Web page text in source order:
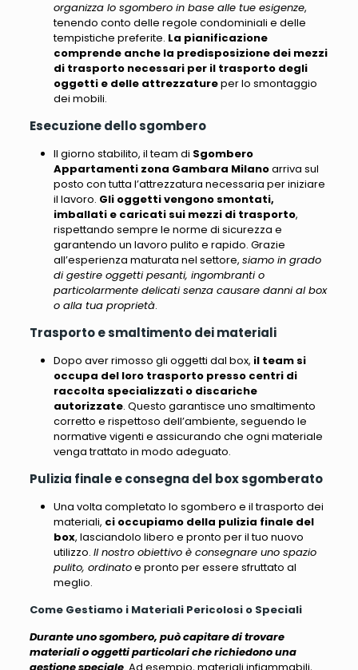
organizza lo sgombero in base alle tue esigenze,
tenendo conto delle regole condominiali e delle
tempistiche preferite. La pianificazione
comprende anche la predisposizione dei mezzi
di trasporto necessari per il trasporto degli
oggetti e delle attrezzatureper lo smontaggio
dei mobili.
Esecuzione dello sgombero
Il giorno stabilito, il team di Sgombero
Appartamenti zona Gambara Milanoarriva sul
posto con tutta l’attrezzatura necessaria per iniziare
il lavoro. Gli oggetti vengono smontati,
imballati e caricati sui mezzi di trasporto,
rispettando sempre le norme di sicurezza e
garantendo un lavoro pulito e rapido. Grazie
all’esperienza maturata nel settore, siamo in grado
di gestire oggetti pesanti, ingombranti o
particolarmente delicati senza causare danni al box
o alla tua proprietà.
Trasporto e smaltimento dei materiali
Dopo aver rimosso gli oggetti dal box, il team si
occupa del loro trasporto presso centri di
raccolta specializzati o discariche
autorizzate. Questo garantisce uno smaltimento
corretto e rispettoso dell’ambiente, seguendo le
normative vigenti e assicurando che ogni materiale
venga trattato in modo adeguato.
Pulizia finale e consegna del box sgomberato
Una volta completato lo sgombero e il trasporto dei
materiali, ci occupiamo della pulizia finale del
box, lasciandolo libero e pronto per il tuo nuovo
utilizzo. Il nostro obiettivo è consegnare uno spazio
pulito, ordinatoe pronto per essere sfruttato al
meglio.
Come Gestiamo i Materiali Pericolosi o Speciali
Durante uno sgombero, può capitare di trovare
materiali o oggetti particolari che richiedono una
gestione speciale. Ad esempio, materiali infiammabili,